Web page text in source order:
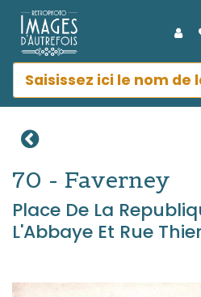
70 - Faverney
Place De La
L'Abbaye Et Rue